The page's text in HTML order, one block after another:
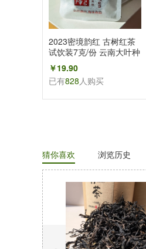
2023密境韵红 古树红茶
试饮装7克/份 云南大叶种
晒红 花香蜜果香
￥19.90
已有828人购买
猜你喜欢 浏览历史